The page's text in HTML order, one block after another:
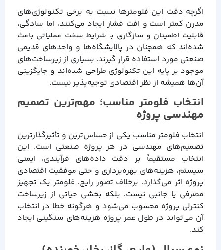
اگرچه دقت این فلومترها نسبت به برخی تکنولوژی‌های
مدرن کمتر است و افت فشار ایجاد می‌کنند، اما سادگی،
قابلیت اطمینان و سازگاری با شرایط سخت عملیاتی باعث
شده‌اند که همچنان در پالایشگاه‌ها و واحدهای قدیمی
صنعتی مورد استفاده قرار گیرند. بسیاری از زیرساخت‌های
موجود بر پایه این تکنولوژی طراحی شده‌اند و جایگزینی
آن‌ها همیشه از نظر اقتصادی توجیه‌پذیر نیست.
انتخاب فلومتر مناسب؛ مهم‌ترین تصمیم
مهندسی پروژه
انتخاب فلومتر مناسب یکی از حساس‌ترین و تأثیرگذارترین
تصمیم‌های مهندسی در هر پروژه صنعتی است. این
انتخاب مستقیماً بر دقت داده‌های فرآیندی، ایمنی
سیستم، هزینه‌های بهره‌برداری و حتی موفقیت اقتصادی
پروژه اثر می‌گذارد. برخلاف تصور رایج، فلومتر یک تجهیز
مصرفی یا جانبی نیست، بلکه بخشی حیاتی از زیرساخت
کنترلی پروژه محسوب می‌شود و هرگونه خطا در انتخاب
آن می‌تواند در طول عمر پروژه هزینه‌های سنگینی ایجاد
کند.